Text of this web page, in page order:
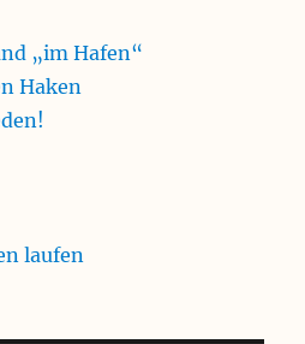
„im Hafen“
Haken
laufen